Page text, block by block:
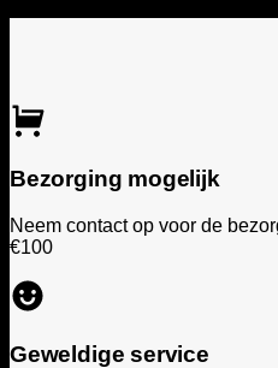
Bezorging mogelijk
Neem contact op voor de
€100
Geweldige service